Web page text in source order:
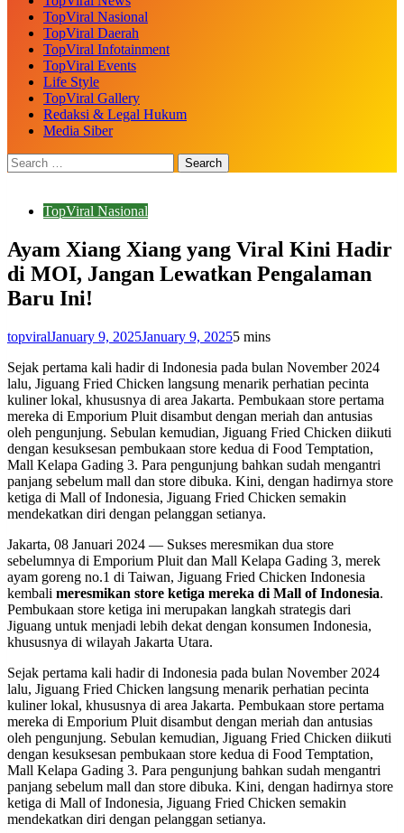
TopViral Nasional
TopViral Daerah
TopViral Infotainment
TopViral Events
Life Style
TopViral Gallery
Redaksi & Legal Hukum
Media Siber
TopViral Nasional
Ayam Xiang Xiang yang Viral Kini Hadir
di MOI, Jangan Lewatkan Pengalaman
Baru Ini!
topviralJanuary 9, 2025January 9, 20255 mins
Sejak pertama kali hadir di Indonesia pada bulan November 2024
lalu, Jiguang Fried Chicken langsung menarik perhatian pecinta
kuliner lokal, khususnya di area Jakarta. Pembukaan store pertama
mereka di Emporium Pluit disambut dengan meriah dan antusias
oleh pengunjung. Sebulan kemudian, Jiguang Fried Chicken diikuti
dengan kesuksesan pembukaan store kedua di Food Temptation,
Mall Kelapa Gading 3. Para pengunjung bahkan sudah mengantri
panjang sebelum mall dan store dibuka. Kini, dengan hadirnya store
ketiga di Mall of Indonesia, Jiguang Fried Chicken semakin
mendekatkan diri dengan pelanggan setianya.
Jakarta, 08 Januari 2024 — Sukses meresmikan dua store
sebelumnya di Emporium Pluit dan Mall Kelapa Gading 3, merek
ayam goreng no.1 di Taiwan, Jiguang Fried Chicken Indonesia
kembali meresmikan store ketiga mereka di Mall of Indonesia.
Pembukaan store ketiga ini merupakan langkah strategis dari
Jiguang untuk menjadi lebih dekat dengan konsumen Indonesia,
khususnya di wilayah Jakarta Utara.
Sejak pertama kali hadir di Indonesia pada bulan November 2024
lalu, Jiguang Fried Chicken langsung menarik perhatian pecinta
kuliner lokal, khususnya di area Jakarta. Pembukaan store pertama
mereka di Emporium Pluit disambut dengan meriah dan antusias
oleh pengunjung. Sebulan kemudian, Jiguang Fried Chicken diikuti
dengan kesuksesan pembukaan store kedua di Food Temptation,
Mall Kelapa Gading 3. Para pengunjung bahkan sudah mengantri
panjang sebelum mall dan store dibuka. Kini, dengan hadirnya store
ketiga di Mall of Indonesia, Jiguang Fried Chicken semakin
mendekatkan diri dengan pelanggan setianya.